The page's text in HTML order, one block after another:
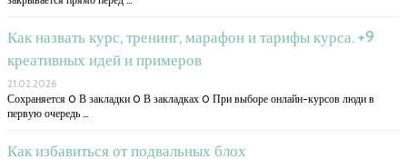
Как назвать курс, тренинг, марафон и тарифы курса. +9
креативных идей и примеров
21.02.2026
Сохраняется 0 В закладки 0 В закладках 0 При выборе онлайн-курсов люди в
первую очередь …
Как избавиться от подвальных блох